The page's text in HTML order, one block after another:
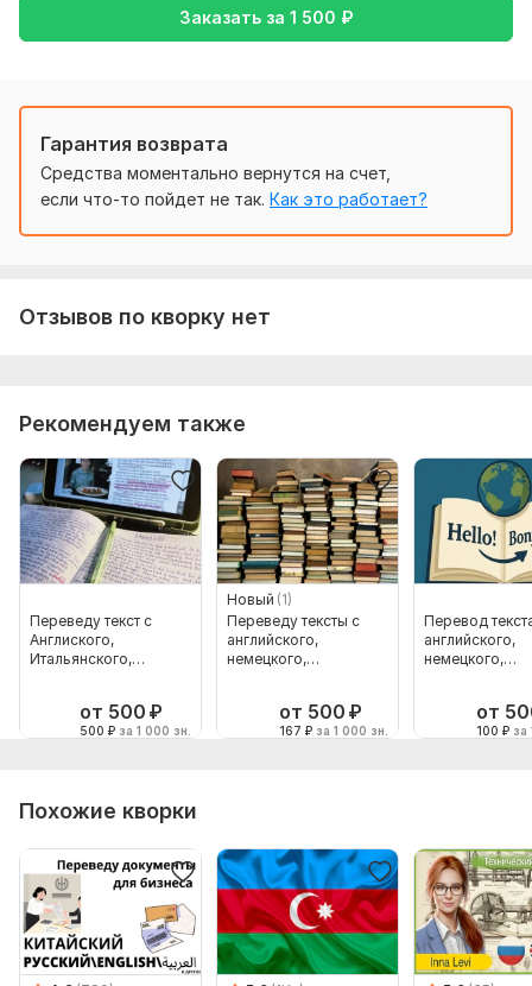
Авто и мото,Интернет и технологии,
и мода,Кулинария,Медицина и здоровье
с Английского на Русский
с Русского на Английский
Объем услуги в кворке: 50 000 знаков
Заказать за 1 500 ₽
Гарантия возврата
Средства моментально вернутся на счет,
если что-то пойдет не так. Как это работает?
Отзывов по кворку нет
Рекомендуем также
Переведу текст с
Англиского,
Итальянского,
от 500 ₽
500 ₽ за 1 000 зн.
Новый (1)
Переведу тексты с
английского,
немецкого,
от 500 ₽
167 ₽ за 1 000 зн.
Перевод
английского,
немецкого,
от
100 ₽ за
Похожие кворки